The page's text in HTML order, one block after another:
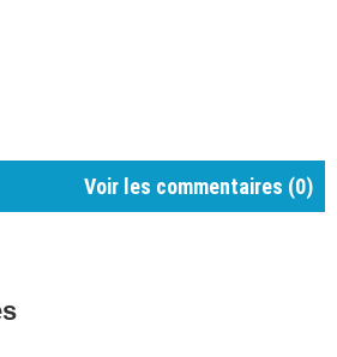
Voir les commentaires (0)